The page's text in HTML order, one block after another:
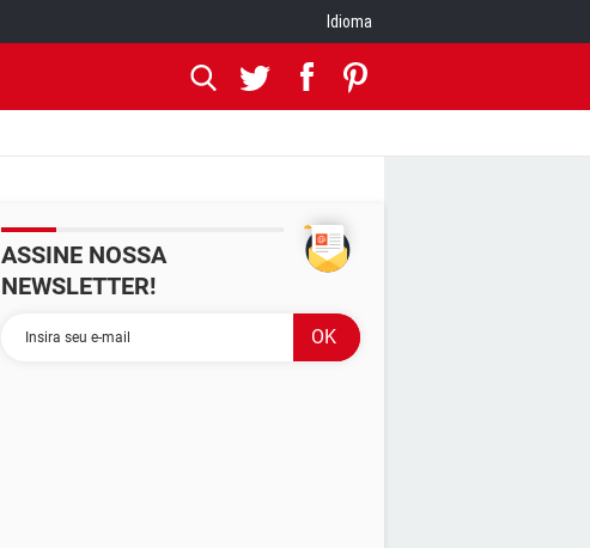
Idioma
ASSINE NOSSA
NEWSLETTER!